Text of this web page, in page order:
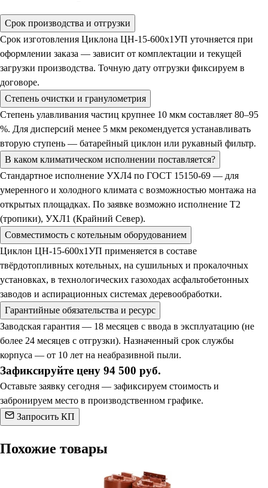
Срок производства и отгрузки
Срок изготовления Циклона ЦН-15-600х1УП уточняется при
оформлении заказа — зависит от комплектации и текущей
загрузки производства. Точную дату отгрузки фиксируем в
договоре.
Степень очистки и гранулометрия
Степень улавливания частиц крупнее 10 мкм составляет 80–95
%. Для дисперсий менее 5 мкм рекомендуется устанавливать
вторую ступень — батарейный циклон или рукавный фильтр.
В каком климатическом исполнении поставляется?
Стандартное исполнение УХЛ4 по ГОСТ 15150-69 — для
умеренного и холодного климата с возможностью монтажа на
открытых площадках. По заявке возможно исполнение Т2
(тропики), УХЛ1 (Крайний Север).
Совместимость с котельным оборудованием
Циклон ЦН-15-600х1УП применяется в составе
твёрдотопливных котельных, на сушильных и прокалочных
установках, в технологических газоходах асфальтобетонных
заводов и аспирационных системах деревообработки.
Гарантийные обязательства и ресурс
Заводская гарантия — 18 месяцев с ввода в эксплуатацию (не
более 24 месяцев с отгрузки). Назначенный срок службы
корпуса — от 10 лет на неабразивной пыли.
Зафиксируйте цену 94 500 руб.
Оставьте заявку сегодня — зафиксируем стоимость и
забронируем место в производственном графике.
Запросить КП
Похожие товары